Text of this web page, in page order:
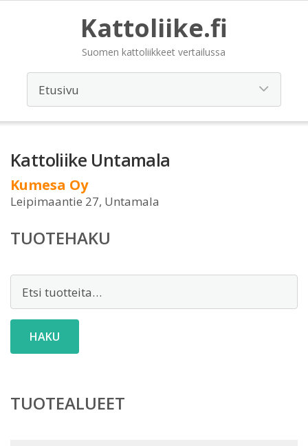
Kattoliike.fi
Suomen kattoliikkeet vertailussa
Kattoliike Untamala
Kumesa Oy
Leipimaantie 27, Untamala
TUOTEHAKU
HAKU
TUOTEALUEET